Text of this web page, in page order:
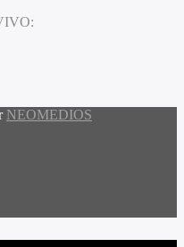
NEOMEDIOS